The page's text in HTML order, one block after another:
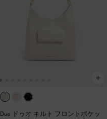
Duo ドゥオ キルト フロントポケッ